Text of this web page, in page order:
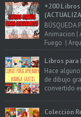
+200
Animacion |
Fuego |
Libros para
Hace
de dibujo
convertido
Colección